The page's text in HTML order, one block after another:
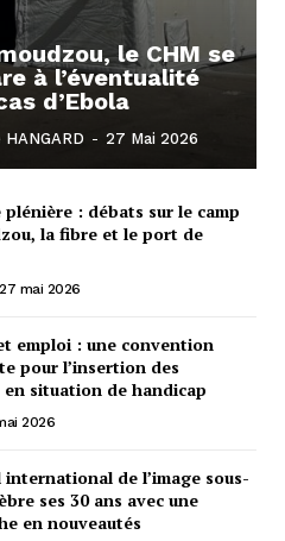
le CHM se
à l’éventualité
d’Ebola
- 27 Mai 2026
plénière : débats sur le camp
la fibre et le port de
27 mai 2026
emploi : une convention
pour l’insertion des
en situation de handicap
2026
international de l’image sous-
ses 30 ans avec une
en nouveautés